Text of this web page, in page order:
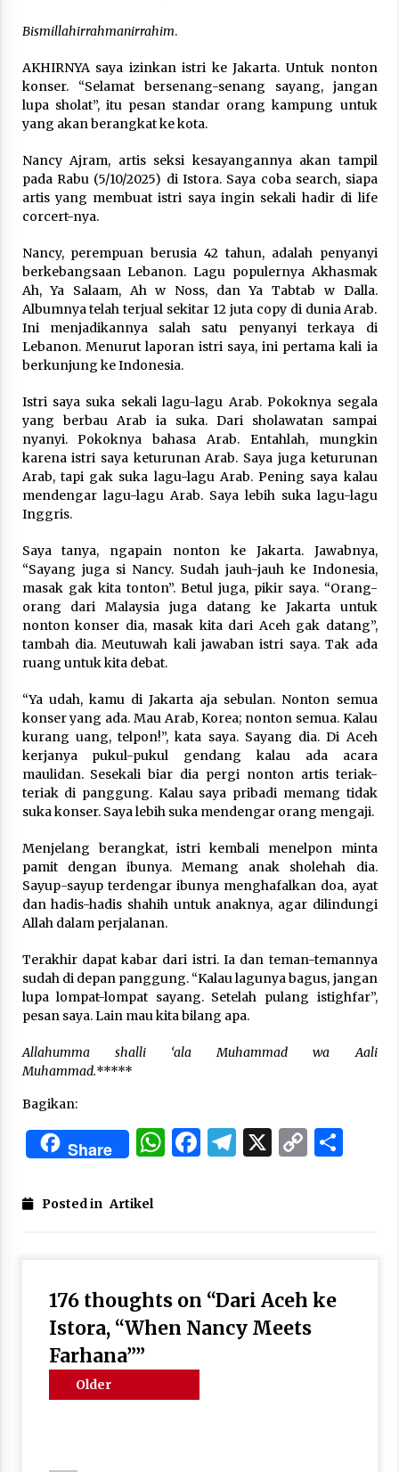
3 months ago
3 months ago
Said Muniruddin Latih Mental dan Spiritual 80
3 months ago
4 months ago
SELVi: Sebuah Model Motivasi dalam
Kepemimpinan Bisnis
4 months ago
Nubuwwat
4 months ago
Bismillahirrahmanirrahim.
AKHIRNYA saya izinkan istri ke Jakarta. Untuk nonton
konser. “Selamat bersenang-senang sayang, jangan
lupa sholat”, itu pesan standar orang kampung untuk
yang akan berangkat ke kota.
Nancy Ajram, artis seksi kesayangannya akan tampil
pada Rabu (5/10/2025) di Istora. Saya coba search, siapa
artis yang membuat istri saya ingin sekali hadir di life
corcert-nya.
Nancy, perempuan berusia 42 tahun, adalah penyanyi
berkebangsaan Lebanon. Lagu populernya Akhasmak
Ah, Ya Salaam, Ah w Noss, dan Ya Tabtab w Dalla.
Albumnya telah terjual sekitar 12 juta copy di dunia Arab.
Ini menjadikannya salah satu penyanyi terkaya di
Lebanon. Menurut laporan istri saya, ini pertama kali ia
berkunjung ke Indonesia.
Istri saya suka sekali lagu-lagu Arab. Pokoknya segala
yang berbau Arab ia suka. Dari sholawatan sampai
nyanyi. Pokoknya bahasa Arab. Entahlah, mungkin
karena istri saya keturunan Arab. Saya juga keturunan
Arab, tapi gak suka lagu-lagu Arab. Pening saya kalau
mendengar lagu-lagu Arab. Saya lebih suka lagu-lagu
Inggris.
Saya tanya, ngapain nonton ke Jakarta. Jawabnya,
“Sayang juga si Nancy. Sudah jauh-jauh ke Indonesia,
masak gak kita tonton”. Betul juga, pikir saya. “Orang-
orang dari Malaysia juga datang ke Jakarta untuk
nonton konser dia, masak kita dari Aceh gak datang”,
tambah dia. Meutuwah kali jawaban istri saya. Tak ada
ruang untuk kita debat.
“Ya udah, kamu di Jakarta aja sebulan. Nonton semua
konser yang ada. Mau Arab, Korea; nonton semua. Kalau
kurang uang, telpon!”, kata saya. Sayang dia. Di Aceh
kerjanya pukul-pukul gendang kalau ada acara
maulidan. Sesekali biar dia pergi nonton artis teriak-
teriak di panggung. Kalau saya pribadi memang tidak
suka konser. Saya lebih suka mendengar orang mengaji.
Menjelang berangkat, istri kembali menelpon minta
pamit dengan ibunya. Memang anak sholehah dia.
Sayup-sayup terdengar ibunya menghafalkan doa, ayat
dan hadis-hadis shahih untuk anaknya, agar dilindungi
Allah dalam perjalanan.
Terakhir dapat kabar dari istri. Ia dan teman-temannya
sudah di depan panggung. “Kalau lagunya bagus, jangan
lupa lompat-lompat sayang. Setelah pulang istighfar”,
pesan saya. Lain mau kita bilang apa.
Allahumma shalli ‘ala Muhammad wa Aali
Muhammad.*****
Bagikan:
Share WhatsApp
Facebook
Telegram
X Copy
Posted in Artikel
176 thoughts on “Dari Aceh ke
Istora, “When Nancy Meets
Farhana””
Comments
Older